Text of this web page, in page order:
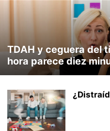
TDAH y ceguera del
hora parece diez